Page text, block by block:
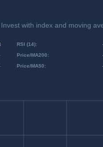
with index and moving
Price/MA200:
RSI (14):
Price/MA50: